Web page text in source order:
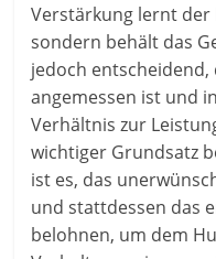
Verstärkung lernt
sondern behält das
jedoch
angemessen ist und
Verhältnis zur
wichtiger Grundsatz
ist es, das
und stattdessen das
belohnen, um dem